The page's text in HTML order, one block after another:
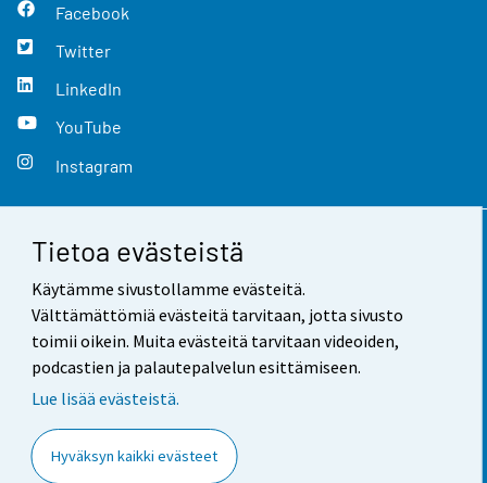
Tietoa evästeistä
Käytämme sivustollamme evästeitä.
Välttämättömiä evästeitä tarvitaan, jotta sivusto
toimii oikein. Muita evästeitä tarvitaan videoiden,
podcastien ja palautepalvelun esittämiseen.
Lue lisää evästeistä.
Hyväksyn kaikki evästeet
Facebook
Twitter
LinkedIn
YouTube
Instagram
Yhteystiedot
Palaute
Käyttöehdot
Saavutettavuus
Tietoa sivustosta